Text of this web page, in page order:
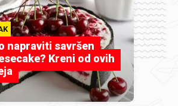
napraviti savršen
Kreni od ovih